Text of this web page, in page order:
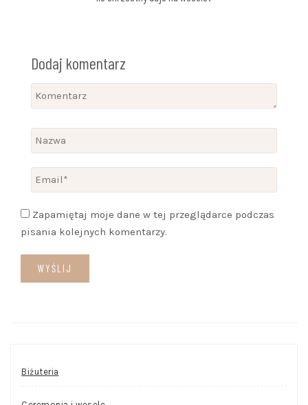
Dodaj komentarz
Zapamiętaj moje dane w tej przeglądarce podczas
pisania kolejnych komentarzy.
Biżuteria